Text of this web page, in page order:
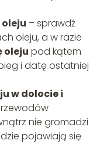
– sprawdź
oleju, a w razie
oleju pod kątem
i datę ostatniej
w dolocie i
nie gromadzi
pojawiają się